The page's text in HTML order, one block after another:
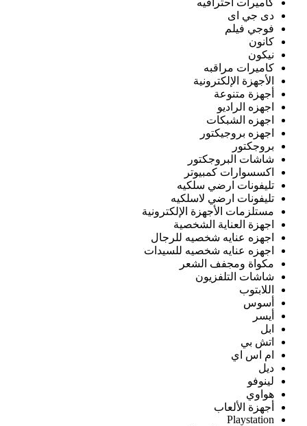
كاميرات احترافيه
دى جي اى
فوجي فيلم
كانون
نيكون
كاميرات مراقبه
الأجهزة الإلكترونية
أجهزة متنوعة
اجهزه الراديو
اجهزه الشبكات
اجهزه بروجيكتور
بروجكتور
شاشات البروجكتور
اكسسوارات كمبيوتر
تليفونات ارضي سلكيه
تليفونات ارضي لاسلكيه
مستلزمات الأجهزة الإلكترونية
اجهزة العناية الشخصية
اجهزه عنايه شخصيه للرجال
اجهزه عنايه شخصيه للسيدات
مكواة ومجفف الشعر
شاشات التلفزيون
اللابتوب
أسوس
أيسر
ابل
اتش بي
ام اس اي
ديل
لينوفو
هواوي
أجهزة الألعاب
Playstation